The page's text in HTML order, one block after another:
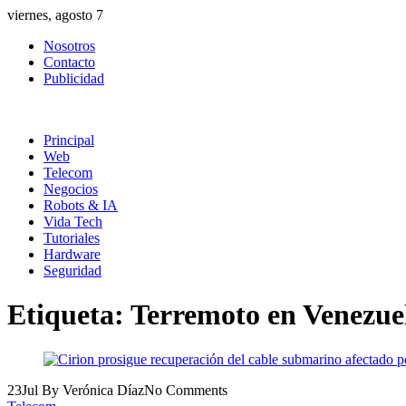
Skip
content
viernes, agosto 7
Nosotros
Contacto
Publicidad
Principal
Web
Telecom
Negocios
Robots & IA
Vida Tech
Tutoriales
Hardware
Seguridad
Etiqueta: Terremoto en
23Jul By Verónica DíazNo Comments